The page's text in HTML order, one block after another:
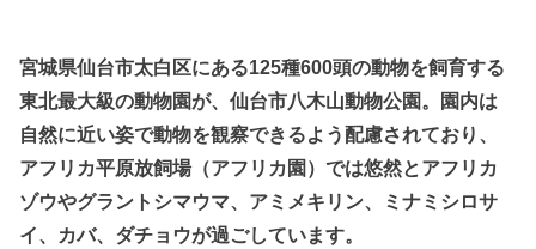
宮城県仙台市太白区にある125種600頭の動物を飼育する
東北最大級の動物園が、仙台市八木山動物公園。園内は
自然に近い姿で動物を観察できるよう配慮されており、
アフリカ平原放飼場（アフリカ園）では悠然とアフリカ
ゾウやグラントシマウマ、アミメキリン、ミナミシロサ
イ、カバ、ダチョウが過ごしています。